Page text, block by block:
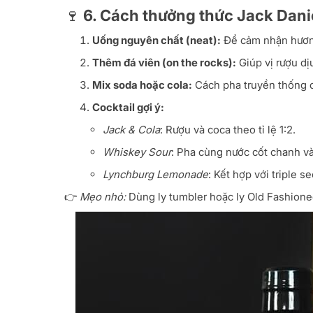
🍷 6. Cách thưởng thức Jack
Uống nguyên chất (neat): Để cảm nhận
Thêm đá viên (on the rocks): Giúp vị rượu
Mix soda hoặc cola: Cách pha truyền thống
Cocktail gợi ý:
Jack & Cola: Rượu và coca theo tỉ lệ 1:2.
Whiskey Sour: Pha cùng nước cốt chanh
Lynchburg Lemonade: Kết hợp với triple
👉 Mẹo nhỏ:Dùng ly tumbler hoặc ly Old